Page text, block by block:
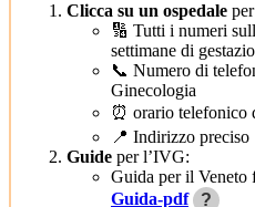
Clicca su un ospedale
🔢 Tutti i numeri
settimane di
📞 Numero di
Ginecologia
⏰ orario telefonico
📍 Indirizzo preciso
Guide per l’IVG:
Guida per il Veneto
Guida-pdf
?